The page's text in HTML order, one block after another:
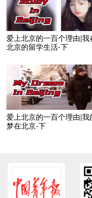
爱上北京的一百个理由|我
北京的留学生活-下
爱上北京的一百个理由|我
梦在北京-下